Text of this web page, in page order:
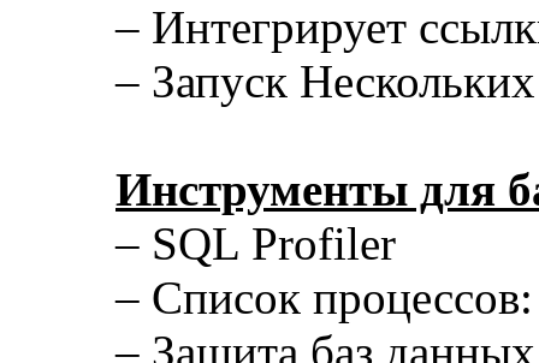
– Интегрирует
– Запуск
Инструменты для
– SQL Profiler
– Список
– Защита баз